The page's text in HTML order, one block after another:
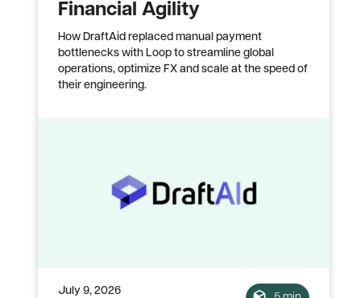
Financial Agility
How DraftAid replaced manual payment
bottlenecks with Loop to streamline global
operations, optimize FX and scale at the speed of
their engineering.
July 9, 2026